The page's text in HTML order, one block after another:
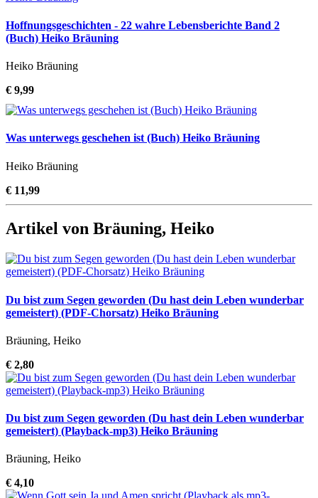
Hoffnungsgeschichten - 22 wahre Lebensberichte Band 2
(Buch) Heiko Bräuning
Heiko Bräuning
€ 9,99
Was unterwegs geschehen ist (Buch) Heiko Bräuning
Heiko Bräuning
€ 11,99
Artikel von Bräuning, Heiko
Du bist zum Segen geworden (Du hast dein Leben wunderbar
gemeistert) (PDF-Chorsatz) Heiko Bräuning
Bräuning, Heiko
€ 2,80
Du bist zum Segen geworden (Du hast dein Leben wunderbar
gemeistert) (Playback-mp3) Heiko Bräuning
Bräuning, Heiko
€ 4,10